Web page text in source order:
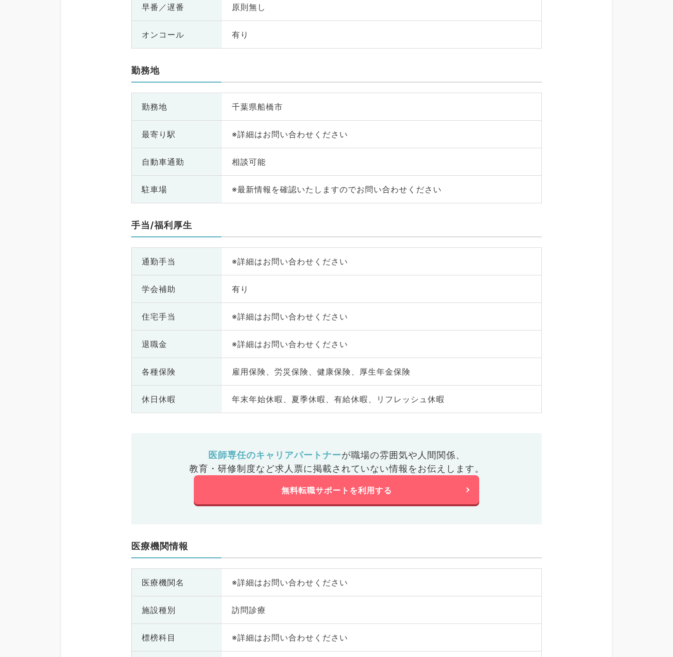
早番／遅番 原則無し
オンコール 有り
勤務地
勤務地 千葉県船橋市
最寄り駅 ※詳細はお問い合わせください
自動車通勤 相談可能
駐車場 ※最新情報を確認いたしますのでお問い合わせください
手当/福利厚生
通勤手当 ※詳細はお問い合わせください
学会補助 有り
住宅手当 ※詳細はお問い合わせください
退職金 ※詳細はお問い合わせください
各種保険 雇用保険、労災保険、健康保険、厚生年金保険
休日休暇 年末年始休暇、夏季休暇、有給休暇、リフレッシュ休暇
医師専任のキャリアパートナーが職場の雰囲気や人間関係、
教育・研修制度など求人票に掲載されていない情報をお伝えします。
無料転職サポートを利用する
医療機関情報
医療機関名 ※詳細はお問い合わせください
施設種別 訪問診療
標榜科目 ※詳細はお問い合わせください